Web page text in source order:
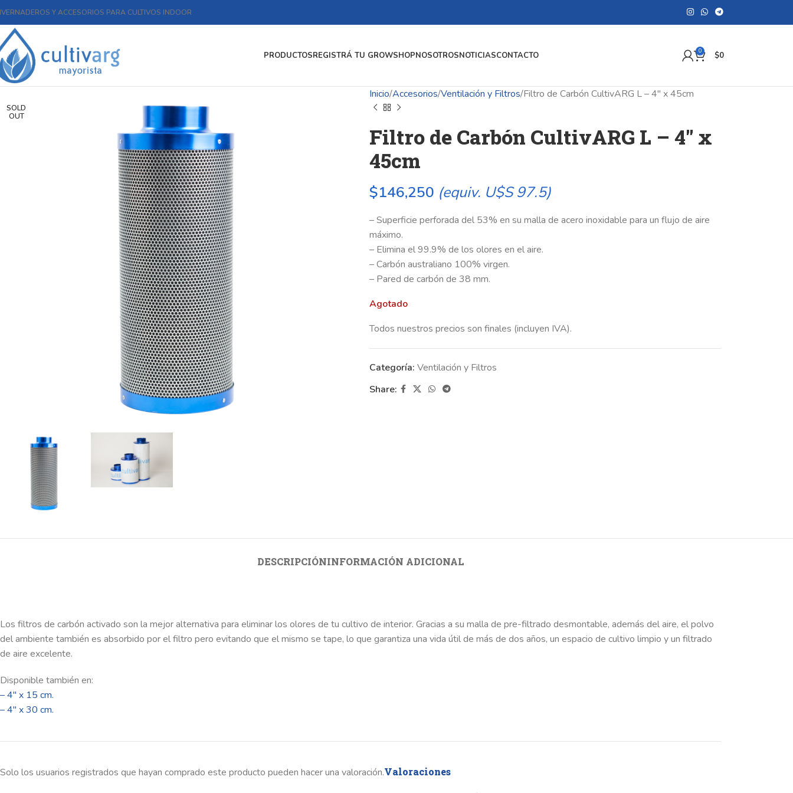
Y ACCESORIOS PARA CULTIVOS INDOOR
PRODUCTOSREGISTRÁ TU GROWSHOPNOSOTROSNOTICIASCONTACTO 0 $0
SOLD
OUT
Inicio Accesorios Ventilación y Filtros Filtro de Carbón CultivARG L – 4″ x 45cm
Filtro de Carbón CultivARG L – 4″ x
45cm
$146,250 (equiv. U$S 97.5)
– Superficie perforada del 53% en su malla de acero inoxidable para un flujo de aire
máximo.
– Elimina el 99.9% de los olores en el aire.
– Carbón australiano 100% virgen.
– Pared de carbón de 38 mm.
Agotado
Todos nuestros precios son finales (incluyen IVA).
Categoría: Ventilación y Filtros
Share:
DESCRIPCIÓNINFORMACIÓN ADICIONAL
Los filtros de carbón activado son la mejor alternativa para eliminar los olores de tu cultivo de interior. Gracias a su malla de pre-filtrado desmontable, además del aire, el polvo
del ambiente también es absorbido por el filtro pero evitando que el mismo se tape, lo que garantiza una vida útil de más de dos años, un espacio de cultivo limpio y un filtrado
de aire excelente.
Disponible también en:
– 4″ x 15 cm.
– 4″ x 30 cm.
Valoraciones
Solo los usuarios registrados que hayan comprado este producto pueden hacer una valoración.